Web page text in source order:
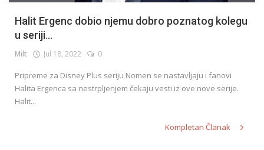
Halit Ergenc dobio njemu dobro poznatog kolegu
u seriji...
Milt Jul 18, 2022 0
Pripreme za Disney Plus seriju Nomen se nastavljaju i fanovi
Halita Ergenca sa nestrpljenjem čekaju vesti iz ove nove serije.
Halit...
Kompletan Članak